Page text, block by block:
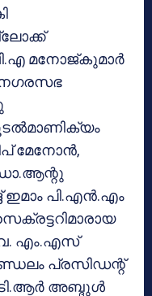
മനോജ്കുമാര്‍
നഗരസഭ
മേനോന്‍,
പി.എന്‍.എം
എം.എസ്
പ്രസിഡന്റ്
അബ്ദുള്‍